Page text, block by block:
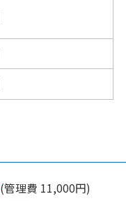
(管理費 11,000円)